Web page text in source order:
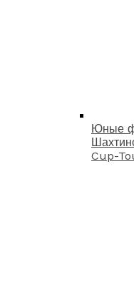
Юные
Cup-